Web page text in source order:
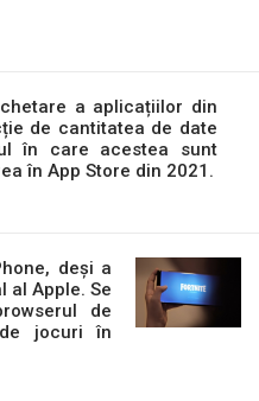
a aplicațiilor din
de cantitatea de date
în care acestea sunt
în App Store din 2021.
deși a
al Apple. Se
de
jocuri în